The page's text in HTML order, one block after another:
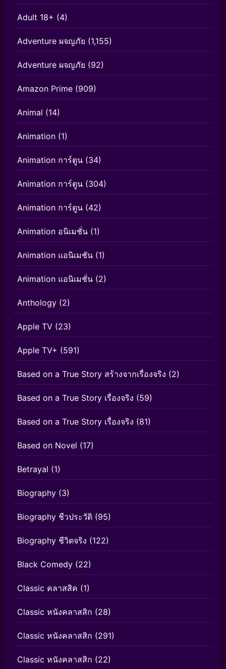
Adult 18+ (4)
Adventure ผจญภัย (1,155)
Adventure ผจญภัย (92)
Amazon Prime (909)
Animal (14)
Animation (1)
Animation การ์ตูน (34)
Animation การ์ตูน (304)
Animation การ์ตูน (42)
Animation อนิเมชั่น (1)
Animation แอนิเมชัน (1)
Animation แอนิเมชั่น (2)
Anthology (2)
Apple TV (23)
Apple TV+ (591)
Based on a True Story สร้างจากเรื่องจริง (2)
Based on a True Story เรื่องจริง (59)
Based on a True Story เรื่องจริง (81)
Based on Novel (17)
Betrayal (1)
Biography (3)
Biography ชีวประวัติ (95)
Biography ชีวิตจริง (122)
Black Comedy (22)
Classic คลาสสิค (1)
Classic หนังคลาสสิก (28)
Classic หนังคลาสสิก (291)
Classic หนังคลาสสิก (22)